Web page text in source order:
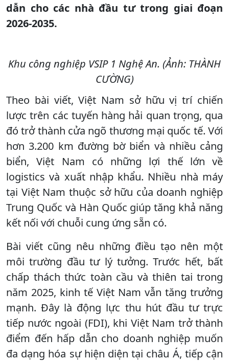
dẫn cho các nhà đầu tư trong giai đoạn
2026-2035.
Khu công nghiệp VSIP 1 Nghệ An. (Ảnh: THÀNH
CƯỜNG)
Theo bài viết, Việt Nam sở hữu vị trí chiến
lược trên các tuyến hàng hải quan trọng, qua
đó trở thành cửa ngõ thương mại quốc tế. Với
hơn 3.200 km đường bờ biển và nhiều cảng
biển, Việt Nam có những lợi thế lớn về
logistics và xuất nhập khẩu. Nhiều nhà máy
tại Việt Nam thuộc sở hữu của doanh nghiệp
Trung Quốc và Hàn Quốc giúp tăng khả năng
kết nối với chuỗi cung ứng sẵn có.
Bài viết cũng nêu những điều tạo nên một
môi trường đầu tư lý tưởng. Trước hết, bất
chấp thách thức toàn cầu và thiên tai trong
năm 2025, kinh tế Việt Nam vẫn tăng trưởng
mạnh. Đây là động lực thu hút đầu tư trực
tiếp nước ngoài (FDI), khi Việt Nam trở thành
điểm đến hấp dẫn cho doanh nghiệp muốn
đa dạng hóa sự hiện diện tại châu Á, tiếp cận